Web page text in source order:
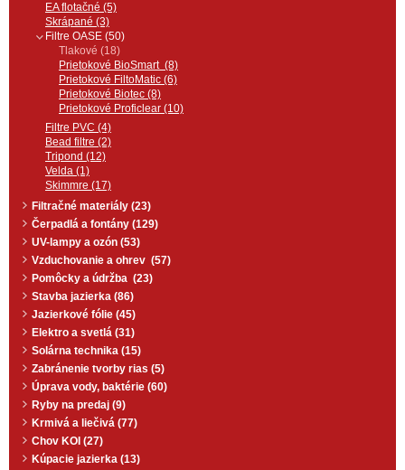
EA flotačné (5)
Skrápané (3)
Filtre OASE (50)
Tlakové (18)
Prietokové BioSmart (8)
Prietokové FiltoMatic (6)
Prietokové Biotec (8)
Prietokové Proficlear (10)
Filtre PVC (4)
Bead filtre (2)
Tripond (12)
Velda (1)
Skimmre (17)
Filtračné materiály (23)
Čerpadlá a fontány (129)
UV-lampy a ozón (53)
Vzduchovanie a ohrev (57)
Pomôcky a údržba (23)
Stavba jazierka (86)
Jazierkové fólie (45)
Elektro a svetlá (31)
Solárna technika (15)
Zabránenie tvorby rias (5)
Úprava vody, baktérie (60)
Ryby na predaj (9)
Krmivá a liečivá (77)
Chov KOI (27)
Kúpacie jazierka (13)